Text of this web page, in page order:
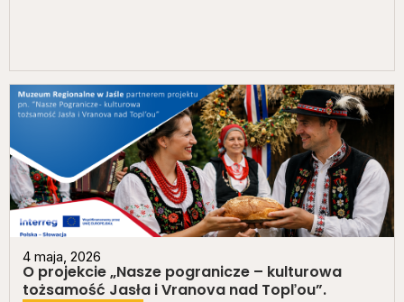
4 maja, 2026
O projekcie „Nasze pogranicze – kulturowa
tożsamość Jasła i Vranova nad Topľou”.